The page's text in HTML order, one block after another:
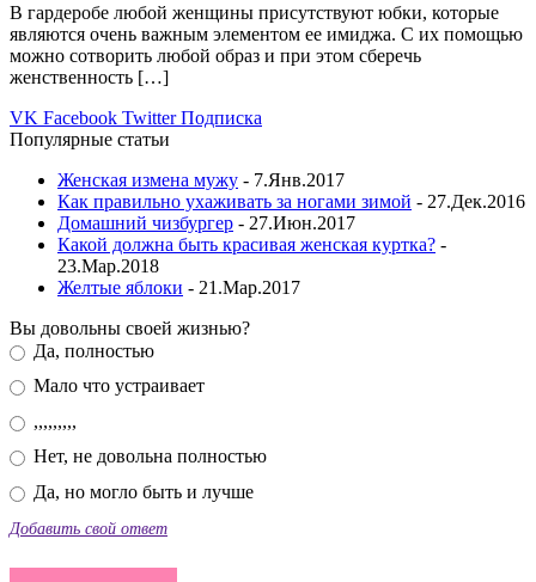
В гардеробе любой женщины присутствуют юбки, которые
являются очень важным элементом ее имиджа. С их помощью
можно сотворить любой образ и при этом сберечь
женственность […]
VK Facebook Twitter Подписка
Популярные статьи
Женская измена мужу - 7.Янв.2017
Как правильно ухаживать за ногами зимой - 27.Дек.2016
Домашний чизбургер - 27.Июн.2017
Какой должна быть красивая женская куртка? -
23.Мар.2018
Желтые яблоки - 21.Мар.2017
Вы довольны своей жизнью?
Да, полностью
Мало что устраивает
,,,,,,,,,
Нет, не довольна полностью
Да, но могло быть и лучше
Добавить свой ответ